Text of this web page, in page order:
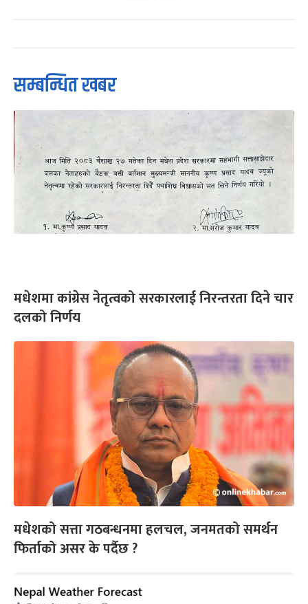
सम्बन्धित खबर
मधेशमा कांग्रेस नेतृत्वको सरकारलाई निरन्तरता दिने चार
दलको निर्णय
मधेशको सत्ता गठबन्धनमा हलचल, जनमतको समर्थन
फिर्ताको असर के पर्दैछ ?